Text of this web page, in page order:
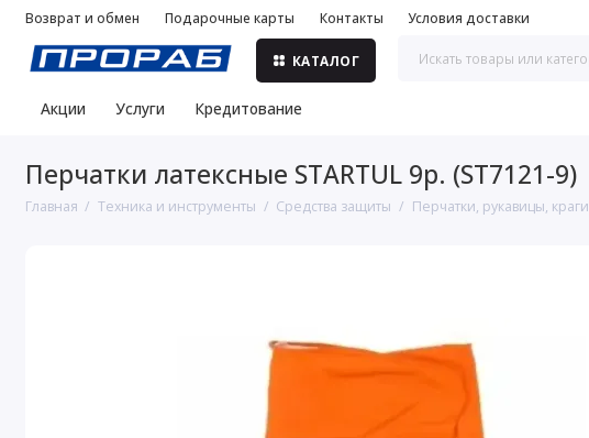
Возврат и обмен Подарочные карты Контакты Условия доставки
КАТАЛОГ
Акции Услуги Кредитование
Перчатки латексные STARTUL 9р. (ST7121-9)
Главная Техника и инструменты Средства защиты Перчатки, рукавицы, краги